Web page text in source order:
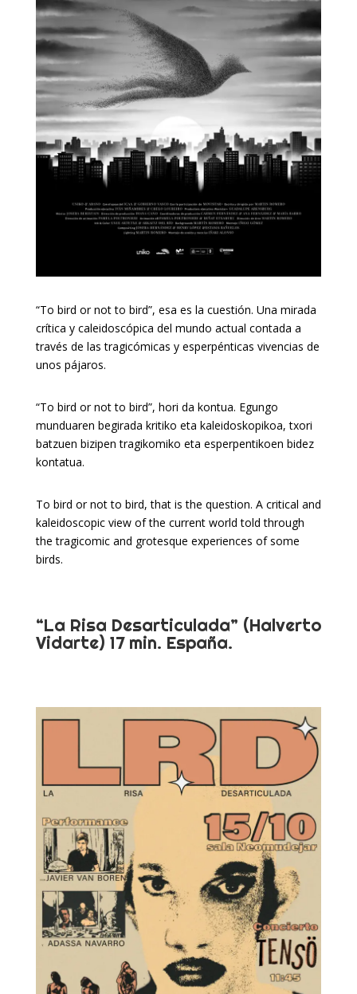
“To bird or not to bird”, esa es la cuestión. Una mirada
crítica y caleidoscópica del mundo actual contada a
través de las tragicómicas y esperpénticas vivencias de
unos pájaros.
“To bird or not to bird”, hori da kontua. Egungo
munduaren begirada kritiko eta kaleidoskopikoa, txori
batzuen bizipen tragikomiko eta esperpentikoen bidez
kontatua.
To bird or not to bird, that is the question. A critical and
kaleidoscopic view of the current world told through
the tragicomic and grotesque experiences of some
birds.
“La Risa Desarticulada” (Halverto
Vidarte) 17 min. España.